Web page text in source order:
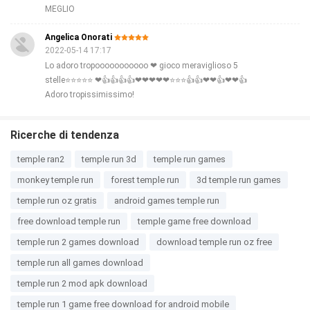
MEGLIO
Angelica Onorati
2022-05-14 17:17
Lo adoro tropooooooooooo ❤ gioco meraviglioso 5
stelle⭐⭐⭐⭐⭐ ❤👍👍👍👍❤❤❤❤❤⭐⭐⭐👍👍❤❤👍❤❤👍
Adoro tropissimissimo!
Ricerche di tendenza
temple ran2 temple run 3d
temple run games
monkey temple run
forest temple run
3d temple run games
temple run oz gratis
android games temple run
free download temple run
temple game free download
temple run 2 games download
download temple run oz free
temple run all games download
temple run 2 mod apk download
temple run 1 game free download for android mobile